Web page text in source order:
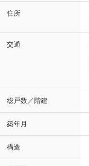
住所
交通
総戸数／階建
築年月
構造